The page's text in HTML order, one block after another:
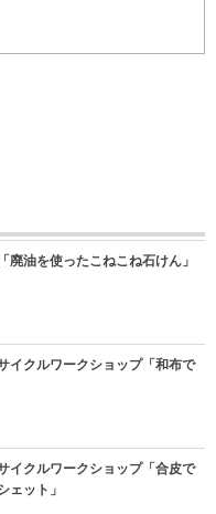
廃油を使ったこねこね石けん」
イクルワークショップ「和布で
イクルワークショップ「合皮で
ェット」